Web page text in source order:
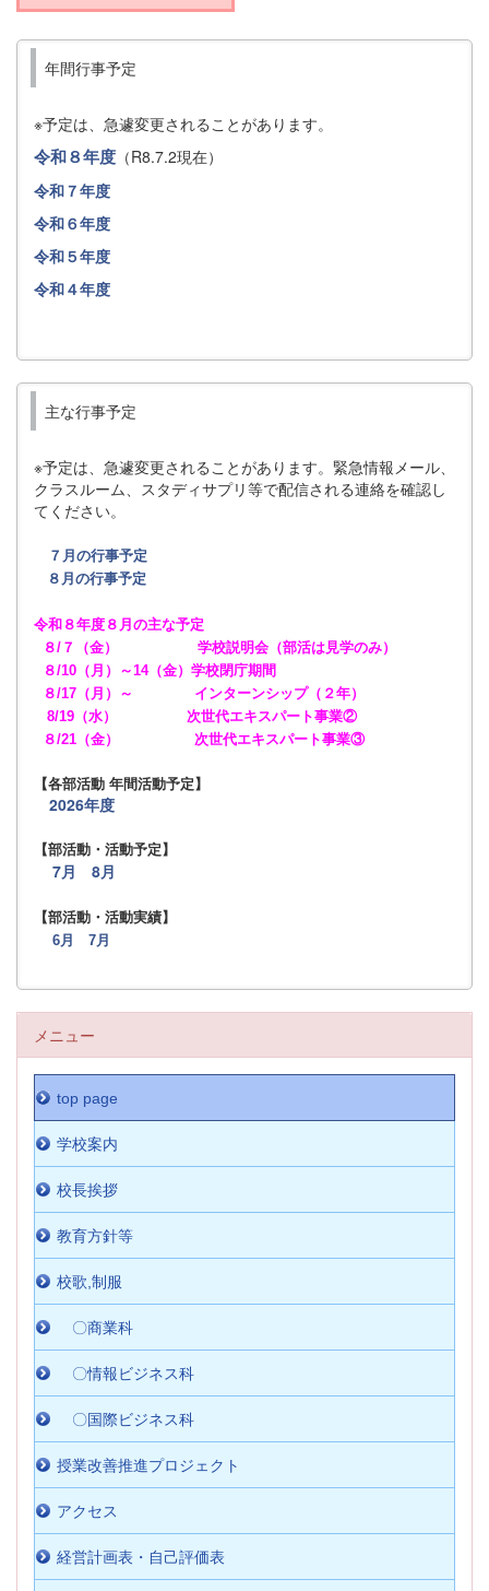
年間行事予定
※予定は、急遽変更されることがあります。
令和８年度 （R8.7.2現在）
令和７年度
令和６年度
令和５年度
令和４年度
主な行事予定
※予定は、急遽変更されることがあります。緊急情報メール、
クラスルーム、スタディサプリ等で配信される連絡を確認し
てください。
７月の行事予定
８月の行事予定
令和８年度８ 月 の主な予定
８/７（金） 学校説明会（部活は見学のみ）
８/10（月）～14（金）学校閉庁期間
８/17（月）～ インターンシップ（２年）
8/19（水） 次世代エキスパート事業②
８/21（金） 次世代エキスパート事業③
【各部活動 年間活動予定】
2026年度
【部活動・活動予定】
7月 8月
【部活動・活動実績】
6月
7月
メニュー
top page
学校案内
校長挨拶
教育方針等
校歌,制服
〇商業科
〇情報ビジネス科
〇国際ビジネス科
授業改善推進プロジェクト
アクセス
経営計画表・自己評価表